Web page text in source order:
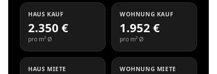
HAUS KAUF
2.350 €
pro m² Ø
WOHNUNG KAUF
1.952 €
pro m² Ø
HAUS MIETE WOHNUNG MIETE